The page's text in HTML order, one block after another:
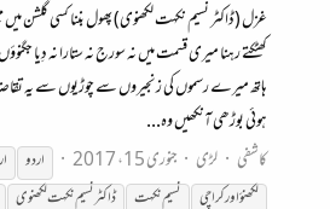
غزل (ڈاکٹر نسیم نکہت لکھنوی) پھول بننا کسی گلشن میں
کھٹکتے رہنا میری قسمت میں نہ سورج نہ ستارا نہ دِیا
ہاتھ میرے رسموں کی زنجیروں سے چوڑیوں سے یہ تقاضہ
ہوئی بوڑھی آنکھیں وہ...
کاشفی
لڑی جنوری 15، 2017 اردو
لکھنؤاورکراچی نسیم نکہت ڈاکٹر نسیم نکہت لکھنوی